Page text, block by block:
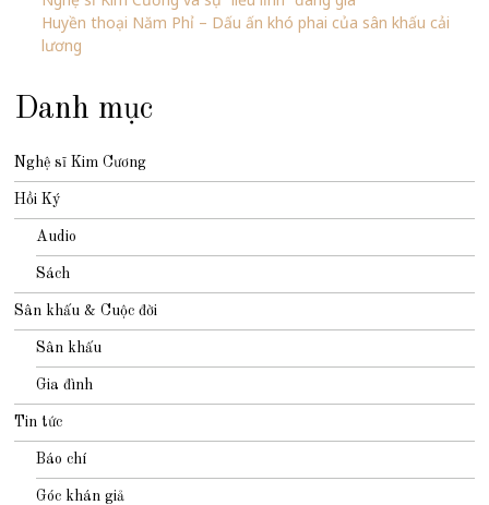
Huyền thoại Năm Phỉ – Dấu ấn khó phai của sân khấu cải
lương
Danh mục
Nghệ sĩ Kim Cương
Hồi Ký
Audio
Sách
Sân khấu & Cuộc đời
Sân khấu
Gia đình
Tin tức
Báo chí
Góc khán giả